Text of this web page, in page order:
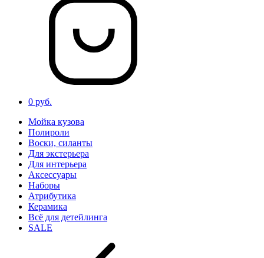
0 руб.
Мойка кузова
Полироли
Воски, силанты
Для экстерьера
Для интерьера
Аксессуары
Наборы
Атрибутика
Керамика
Всё для детейлинга
SALE